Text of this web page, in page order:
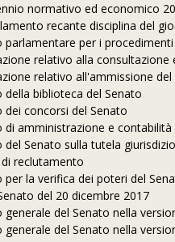
normativo ed economico
recante disciplina del
per i procedimenti
relativo alla
relativo all'ammissione
biblioteca del Senato
concorsi del Senato
amministrazione e contabilità
Senato sulla tutela
reclutamento
la verifica dei poteri del
del 20 dicembre 2017
del Senato nella
del Senato nella